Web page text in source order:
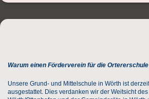
Warum einen Förderverein für die
Unsere Grund- und Mittelschule in Wörth ist
ausgestattet. Dies verdanken wir der Weitsicht